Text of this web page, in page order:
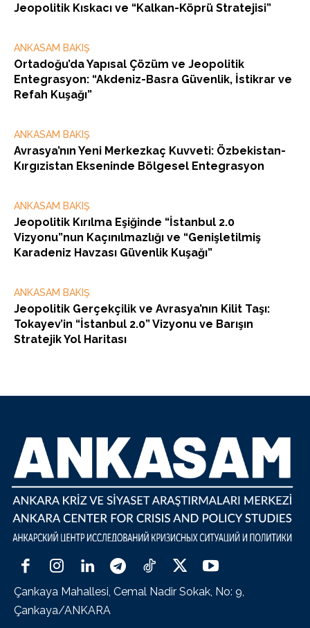
Jeopolitik Kıskacı ve “Kalkan-Köprü Stratejisi”
ANKASAM BAKIŞ
Ortadoğu’da Yapısal Çözüm ve Jeopolitik
Entegrasyon: “Akdeniz-Basra Güvenlik, İstikrar ve
Refah Kuşağı”
ANKASAM BAKIŞ
Avrasya’nın Yeni Merkezkaç Kuvveti: Özbekistan-
Kırgızistan Ekseninde Bölgesel Entegrasyon
ANKASAM BAKIŞ
Jeopolitik Kırılma Eşiğinde “İstanbul 2.0
Vizyonu”nun Kaçınılmazlığı ve “Genişletilmiş
Karadeniz Havzası Güvenlik Kuşağı”
ANKASAM BAKIŞ
Jeopolitik Gerçekçilik ve Avrasya’nın Kilit Taşı:
Tokayev’in “İstanbul 2.0” Vizyonu ve Barışın
Stratejik Yol Haritası
Çankaya Mahallesi, Cemal Nadir Sokak, No: 9,
Çankaya/ANKARA